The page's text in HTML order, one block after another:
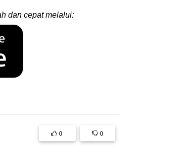
dan cepat melalui:
0 0